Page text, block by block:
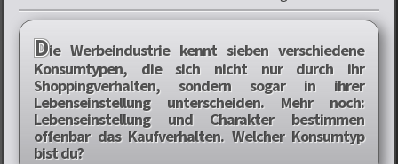
Die Werbeindustrie kennt sieben verschiedene
Konsumtypen, die sich nicht nur durch ihr
Shoppingverhalten, sondern sogar in ihrer
Lebenseinstellung unterscheiden. Mehr noch:
Lebenseinstellung und Charakter bestimmen
offenbar das Kaufverhalten. Welcher Konsumtyp
bist du?